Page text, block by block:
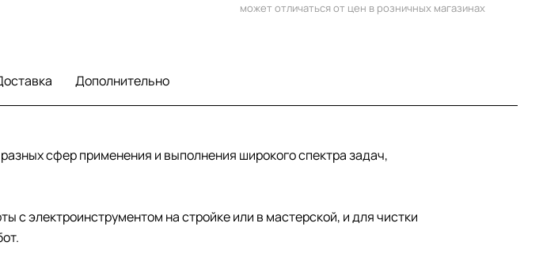
может отличаться от цен в розничных магазинах
Дополнительно
сфер применения и выполнения широкого спектра задач,
с электроинструментом на стройке или в мастерской, и для чистки